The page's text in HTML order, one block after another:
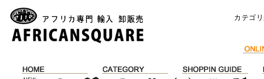
カテゴ